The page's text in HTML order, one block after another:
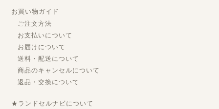
お買い物ガイド
ご注文方法
お支払いについて
お届けについて
送料・配送について
商品のキャンセルについて
返品・交換について
★ランドセルナビについて